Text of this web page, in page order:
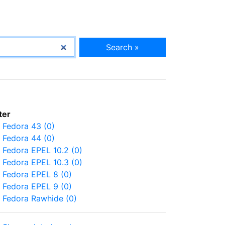
Search »
Fedora 43 (0)
Fedora 44 (0)
Fedora EPEL 10.2 (0)
Fedora EPEL 10.3 (0)
Fedora EPEL 8 (0)
Fedora EPEL 9 (0)
Fedora Rawhide (0)